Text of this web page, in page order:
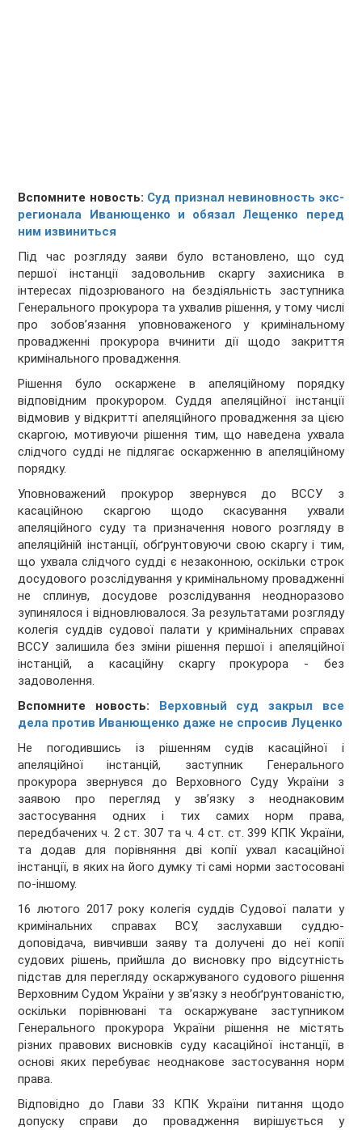
Вспомните новость: Суд признал невиновность экс-
регионала Иванющенко и обязал Лещенко перед
ним извиниться
Під час розгляду заяви було встановлено, що суд
першої інстанції задовольнив скаргу захисника в
інтересах підозрюваного на бездіяльність заступника
Генерального прокурора та ухвалив рішення, у тому числі
про зобов’язання уповноваженого у кримінальному
провадженні прокурора вчинити дії щодо закриття
кримінального провадження.
Рішення було оскаржене в апеляційному порядку
відповідним прокурором. Суддя апеляційної інстанції
відмовив у відкритті апеляційного провадження за цією
скаргою, мотивуючи рішення тим, що наведена ухвала
слідчого судді не підлягає оскарженню в апеляційному
порядку.
Уповноважений прокурор звернувся до ВССУ з
касаційною скаргою щодо скасування ухвали
апеляційного суду та призначення нового розгляду в
апеляційній інстанції, обґрунтовуючи свою скаргу і тим,
що ухвала слідчого судді є незаконною, оскільки строк
досудового розслідування у кримінальному провадженні
не сплинув, досудове розслідування неодноразово
зупинялося і відновлювалося. За результатами розгляду
колегія суддів судової палати у кримінальних справах
ВССУ залишила без зміни рішення першої і апеляційної
інстанцій, а касаційну скаргу прокурора - без
задоволення.
Вспомните новость: Верховный суд закрыл все
дела против Иванющенко даже не спросив Луценко
Не погодившись із рішенням судів касаційної і
апеляційної інстанцій, заступник Генерального
прокурора звернувся до Верховного Суду України з
заявою про перегляд у зв’язку з неоднаковим
застосування одних і тих самих норм права,
передбачених ч. 2 ст. 307 та ч. 4 ст. ст. 399 КПК України,
та додав для порівняння дві копії ухвал касаційної
інстанції, в яких на його думку ті самі норми застосовані
по-іншому.
16 лютого 2017 року колегія суддів Судової палати у
кримінальних справах ВСУ, заслухавши суддю-
доповідача, вивчивши заяву та долучені до неї копії
судових рішень, прийшла до висновку про відсутність
підстав для перегляду оскаржуваного судового рішення
Верховним Судом України у зв’язку з необґрунтованістю,
оскільки порівнювані та оскаржуване заступником
Генерального прокурора України рішення не містять
різних правових висновків суду касаційної інстанції, в
основі яких перебуває неоднакове застосування норм
права.
Відповідно до Глави 33 КПК України питання щодо
допуску справи до провадження вирішується у